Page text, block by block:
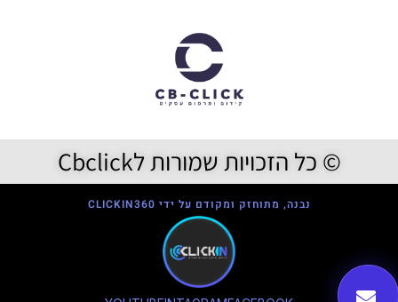
© כל הזכויות שמורות לCbclick
נבנה, מתוחזק ומקודם על ידי CLICKIN360